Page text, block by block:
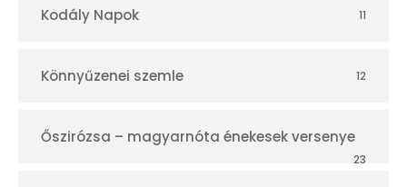
Kodály Napok 11
Könnyűzenei szemle 12
Őszirózsa – magyarnóta énekesek versenye
23